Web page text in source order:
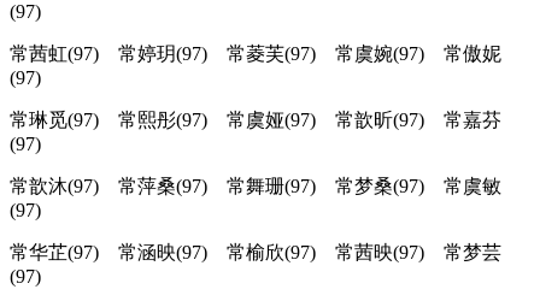
(97)
常茜虹(97) 常婷玥(97) 常菱芙(97) 常虞婉(97) 常傲妮
(97)
常琳觅(97) 常熙彤(97) 常虞娅(97) 常歆昕(97) 常嘉芬
(97)
常歆沐(97) 常萍桑(97) 常舞珊(97) 常梦桑(97) 常虞敏
(97)
常华芷(97) 常涵映(97) 常榆欣(97) 常茜映(97) 常梦芸
(97)